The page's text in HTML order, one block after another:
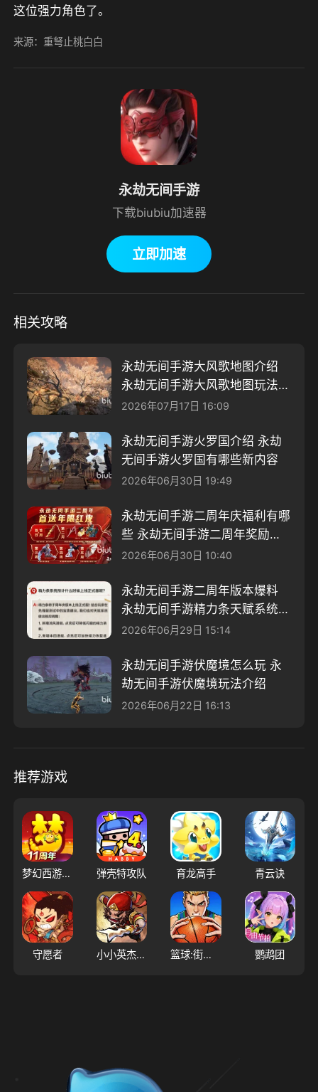
这位强力角色了。
来源：重弩止桃白白
永劫无间手游
下载biubiu加速器
立即加速
相关攻略
永劫无间手游大风歌地图介绍
永劫无间手游大风歌地图玩法分
享
2026年07月17日 16:09
永劫无间手游火罗国介绍 永劫
无间手游火罗国有哪些新内容
2026年06月30日 19:49
永劫无间手游二周年庆福利有哪
些 永劫无间手游二周年奖励一
览
2026年06月30日 10:40
永劫无间手游二周年版本爆料
永劫无间手游精力条天赋系统调
整
2026年06月29日 15:14
永劫无间手游伏魔境怎么玩 永
劫无间手游伏魔境玩法介绍
2026年06月22日 16:13
推荐游戏
梦幻西游（大陆服） 弹壳特攻队 育龙高手 青云诀
守愿者 小小英杰：合战天下 篮球:街头热血投篮比赛 鹦鹉团